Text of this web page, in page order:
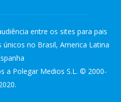
entre os sites para pais
no Brasil, America Latina
a Polegar Medios S.L. © 2000-